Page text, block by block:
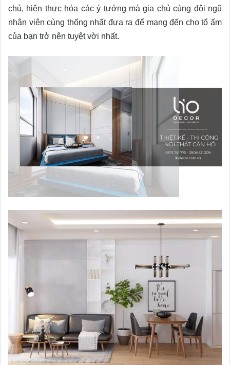
chủ, hiện thực hóa các ý tưởng mà gia chủ cùng đội ngũ
nhân viên cùng thống nhất đưa ra để mang đến cho tổ ấm
của bạn trở nên tuyệt vời nhất.